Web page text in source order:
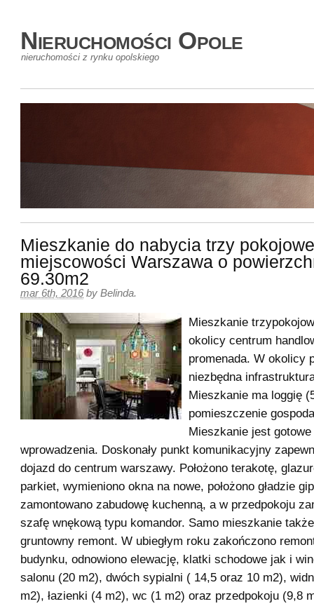
Nieruchomości Opole
nieruchomości z rynku opolskiego
Mieszkanie do nabycia trzy
miejscowości Warszawa o
69.30m2
mar 6th, 2016 by Belinda.
Mieszkanie
okolicy centrum
promenada. W okolicy
niezbędna
Mieszkanie ma loggię
pomieszczenie
Mieszkanie jest gotowe
wprowadzenia. Doskonały punkt komunikacyjny
dojazd do centrum warszawy. Położono terakotę,
parkiet, wymieniono okna na nowe, położono gładzie
zamontowano zabudowę kuchenną, a w przedpokoju
szafę wnękową typu komandor. Samo mieszkanie
gruntowny remont. W ubiegłym roku zakończono
budynku, odnowiono elewację, klatki schodowe jak i
salonu (20 m2), dwóch sypialni ( 14,5 oraz 10 m2),
m2), łazienki (4 m2), wc (1 m2) oraz przedpokoju (9,8